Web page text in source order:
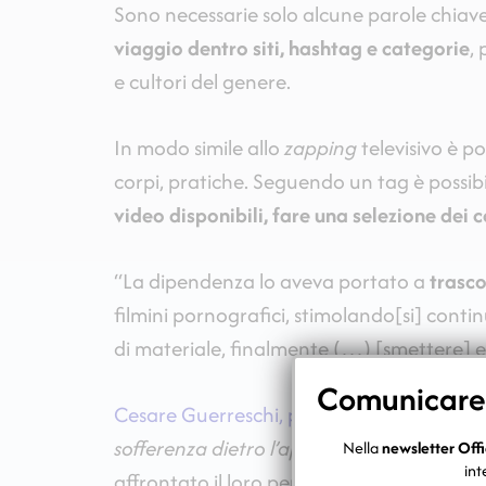
Sono necessarie solo alcune parole
viaggio dentro siti, hashtag e categorie,
e cultori del genere.
In modo simile allozappingtelevisivo è
corpi, pratiche. Seguendo un tag è
video disponibili, fare una selezione
“La dipendenza lo aveva portato a
filmini pornografici, stimolando[si]
di materiale, finalmente (…) [smettere]
Cesare Guerreschi, psicologo e
sofferenza dietro l’apparenzala
Nellanewsletter